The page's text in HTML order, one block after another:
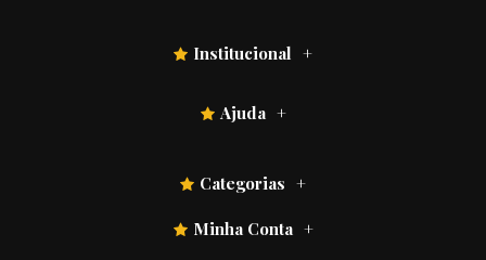
Institucional
Ajuda
Categorias
Minha Conta